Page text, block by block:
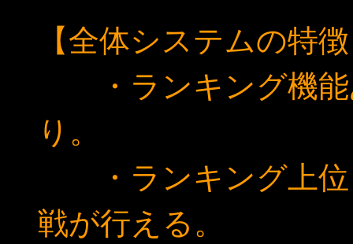
【全体システムの特
・ランキング機能
り。
・ランキング上位
戦が行える。